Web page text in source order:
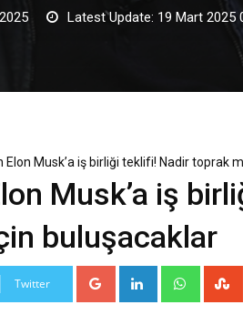
Latest Update: 19 Mart 2025
Elon Musk’a iş birliği teklifi! Nadir toprak
Musk’a iş
buluşacaklar
Twitter Google+ LinkedIn